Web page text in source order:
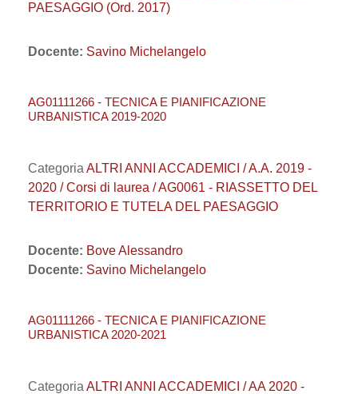
PAESAGGIO (Ord. 2017)
Docente: Savino Michelangelo
AG01111266 - TECNICA E PIANIFICAZIONE
URBANISTICA 2019-2020
Categoria ALTRI ANNI ACCADEMICI / A.A. 2019 -
2020 / Corsi di laurea / AG0061 - RIASSETTO DEL
TERRITORIO E TUTELA DEL PAESAGGIO
Docente: Bove Alessandro
Docente: Savino Michelangelo
AG01111266 - TECNICA E PIANIFICAZIONE
URBANISTICA 2020-2021
Categoria ALTRI ANNI ACCADEMICI / AA 2020 -